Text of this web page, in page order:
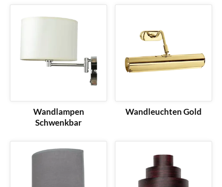
Wandlampen
Schwenkbar
Wandleuchten Gold